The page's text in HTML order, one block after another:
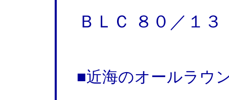
ＢＬＣ ８０／１３
■近海のオールラウ